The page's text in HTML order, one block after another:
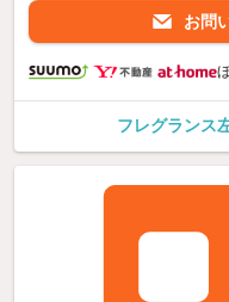
お問
フレグランス